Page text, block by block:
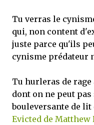
Tu verras le
qui, non content
juste parce qu'ils
cynisme prédateur
Tu hurleras de
dont on ne peut
bouleversante de
Evicted de Matthew